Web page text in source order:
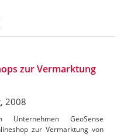
zur Vermarktung
2008
GeoSense
zur Vermarktung von